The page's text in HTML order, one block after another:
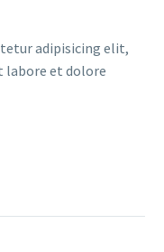
adipisicing elit,
labore et dolore